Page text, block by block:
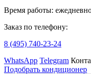
Время работы:
Заказ по телефону:
8 (495) 740-23-24
WhatsApp Telegram
Подобрать кондиционер